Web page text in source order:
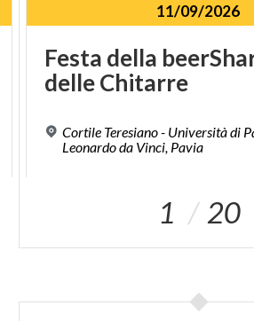
11/09/2026
Festa della
delleChitarre
Cortile Teresiano - Università di
Leonardo da Vinci, Pavia
1 20